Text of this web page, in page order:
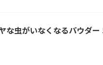
な虫がいなくなるパウダ